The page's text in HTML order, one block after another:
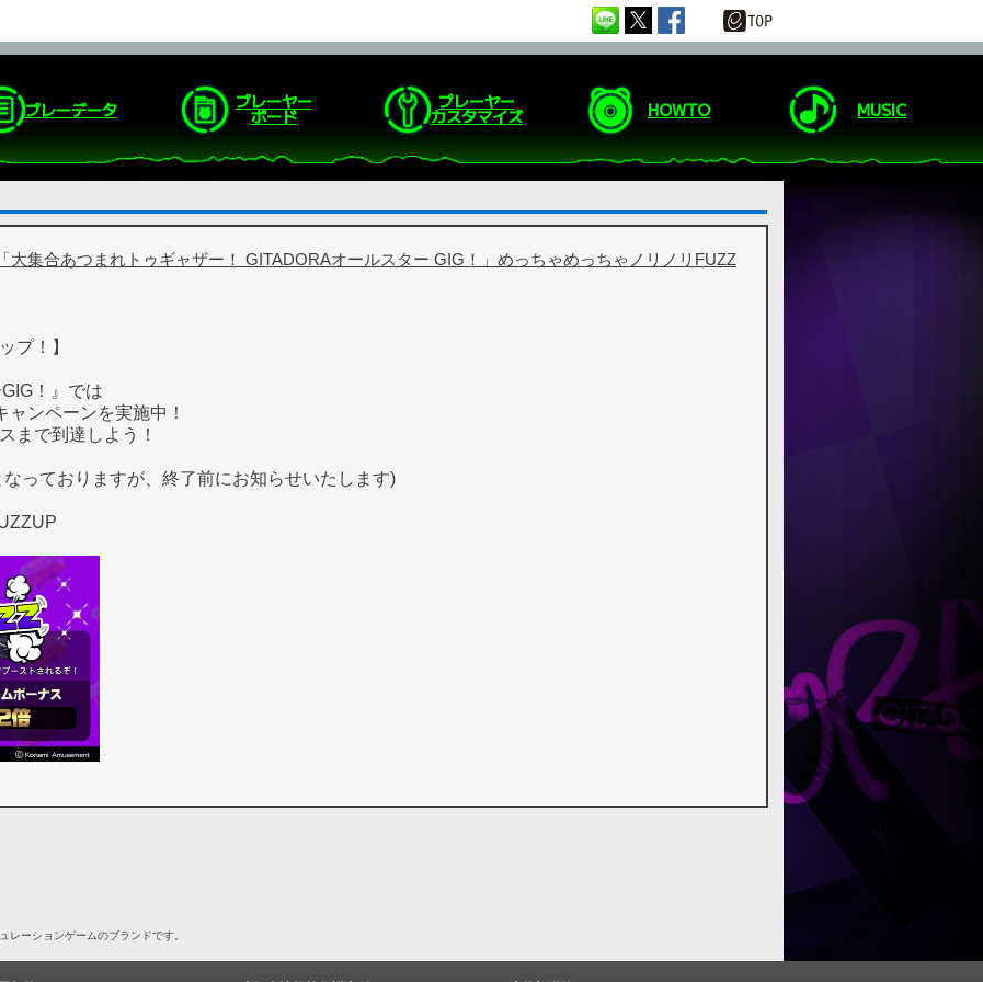
プレーデータ プレーヤー
ボード
プレーヤー
カスタマイズ HOWTO MUSIC
「大集合あつまれトゥギャザー！ GITADORAオールスター GIG！」めっちゃめっちゃノリノリFUZZ
プ！】
！』では
ンペーンを実施中！
まで到達しよう！
っておりますが、終了前にお知らせいたします)
ーションゲームのブランドです。